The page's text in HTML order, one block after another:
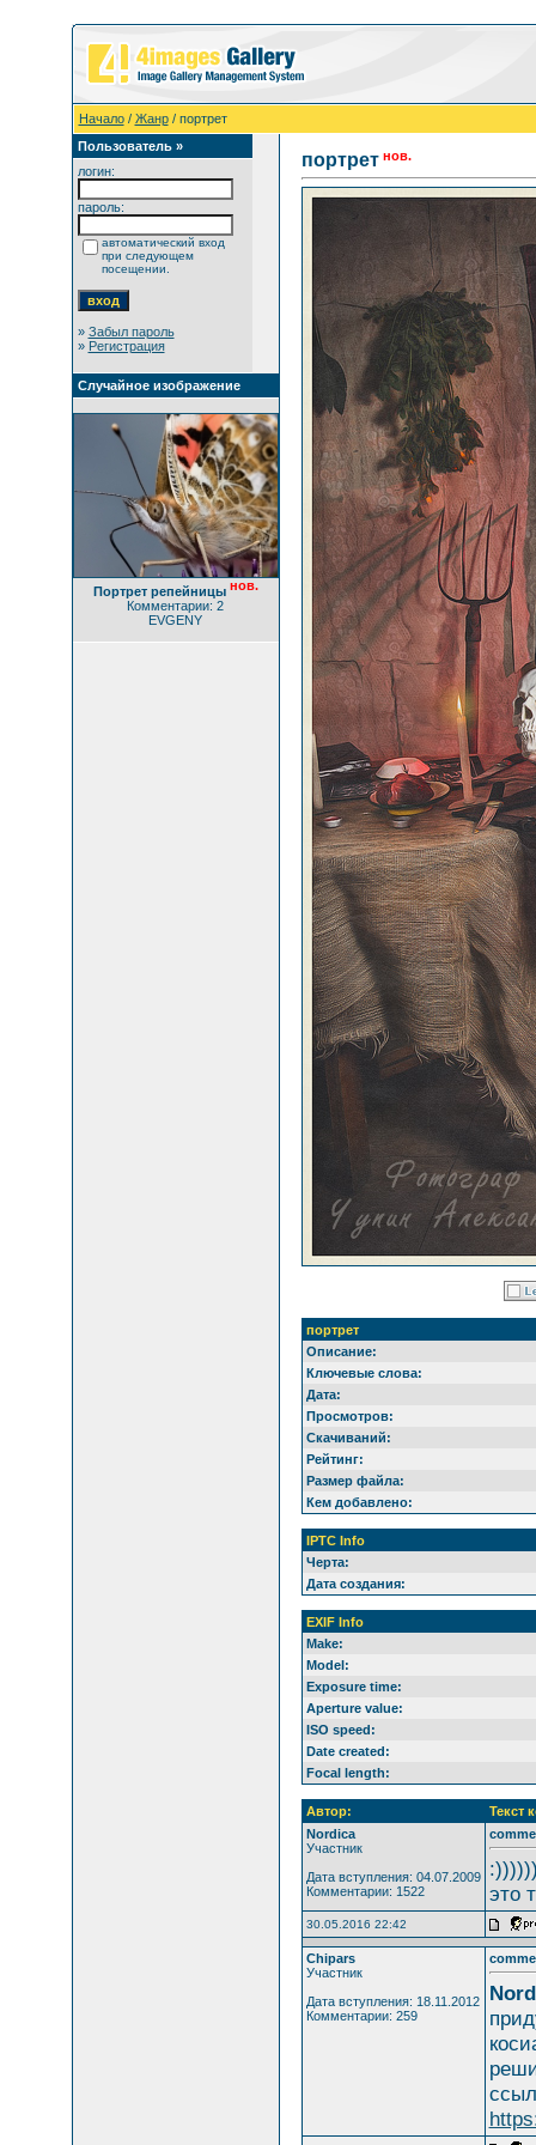
Начало/ Жанр/ портрет
Пользователь »
логин:
пароль:
автоматический вход
при следующем
посещении.
» Забыл пароль
» Регистрация
Случайное изображение
Портрет репейницы нов.
Комментарии: 2
EVGENY
портрет нов.
портрет
Описание:
Ключевые слова:
Дата:
Просмотров:
Скачиваний:
Рейтинг:
Размер файла:
Кем добавлено:
IPTC Info
Черта:
Дата создания:
EXIF Info
Make:
Model:
Exposure time:
Aperture value:
ISO speed:
Date created:
Focal length:
Автор:
Текст
Nordica
Участник
Дата вступления: 04.07.2009
Комментарии: 1522
это
30.05.2016 22:42
Chipars
Участник
Дата вступления: 18.11.2012
Комментарии: 259